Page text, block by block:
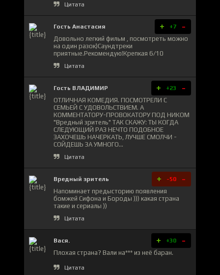
Цитата
Гость Анастасия + +7 -
Довольно легкий фильм , посмотреть можно
на один разок)Саундтреки
приятные.Рекомендую!Крепкая 6/10
Цитата
Гость ВЛАДИМИР + +23 -
ОТЛИЧНАЯ КОМЕДИЯ. ПОСМОТРЕЛИ С
СЕМЬЕЙ С УДОВОЛЬСТВИЕМ. А
КОММЕНТАТОРУ-ПРОВОКАТОРУ ПОД НИКОМ
"Вредный зритель" ТАК СКАЖУ: ТЫ КОГДА
СЛЕДУЮЩИЙ РАЗ НЕЧТО ПОДОБНОЕ
ЗАХОЧЕШЬ НАЧЕРКАТЬ, ЛУЧШЕ СМОЛЧИ -
СОЙДЕШЬ ЗА УМНОГО...
Цитата
Вредный зритель + -50 -
Напоминает предысторию появления
бомжей Сифона и Бороды ))) какая страна
такие и сериалы ))
Цитата
Вася. + +30 -
Плохая страна? Вали на*** из неё баран.
Цитата